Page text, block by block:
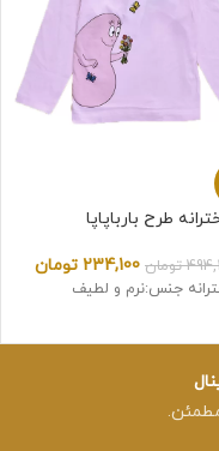
طرح بارباپاپا
تومان 234,100 تومان
جنس:نرم و لطیف